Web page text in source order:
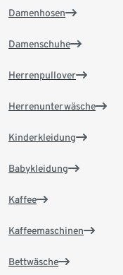
Damenhosen
Damenschuhe
Herrenpullover
Herrenunterwäsche
Kinderkleidung
Babykleidung
Kaffee
Kaffeemaschinen
Bettwäsche